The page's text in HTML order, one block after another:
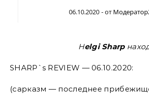
06.10.2020 - от
Helgi Sharp
SHARP`s REVIEW — 06.10.2020:
(сарказм — последнее